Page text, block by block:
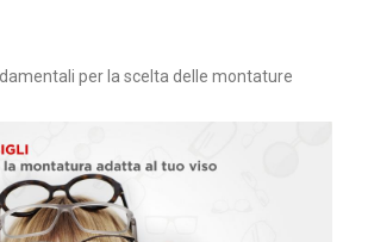
per la scelta delle montature